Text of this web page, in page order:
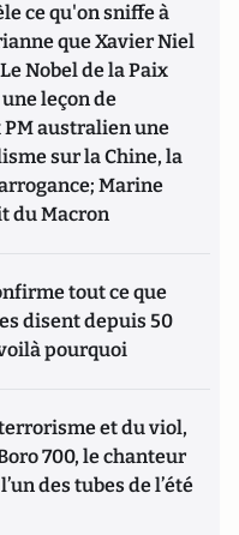
ce qu'on sniffe à
que Xavier Niel
Nobel de la Paix
leçon de
PM australien une
sur la Chine, la
Marine
du Macron
tout ce que
disent depuis 50
pourquoi
et du viol,
700, le chanteur
des tubes de l’été